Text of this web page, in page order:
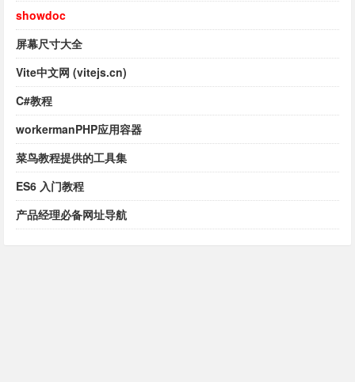
showdoc
屏幕尺寸大全
Vite中文网 (vitejs.cn)
C#教程
workermanPHP应用容器
菜鸟教程提供的工具集
ES6 入门教程
产品经理必备网址导航